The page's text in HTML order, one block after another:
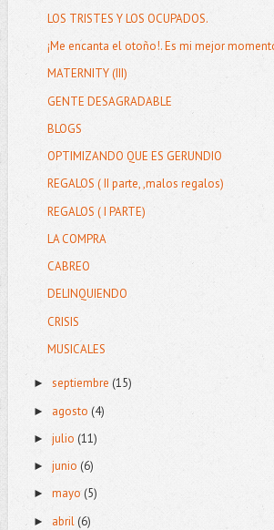
LOS TRISTES Y LOS OCUPADOS.
¡Me encanta el otoño!. Es mi mejor
MATERNITY (III)
GENTE DESAGRADABLE
BLOGS
OPTIMIZANDO QUE ES GERUNDIO
REGALOS ( II parte, ,malos regalos)
REGALOS ( I PARTE)
LA COMPRA
CABREO
DELINQUIENDO
CRISIS
MUSICALES
► septiembre (15)
► agosto (4)
► julio (11)
► junio (6)
► mayo(5)
► abril(6)